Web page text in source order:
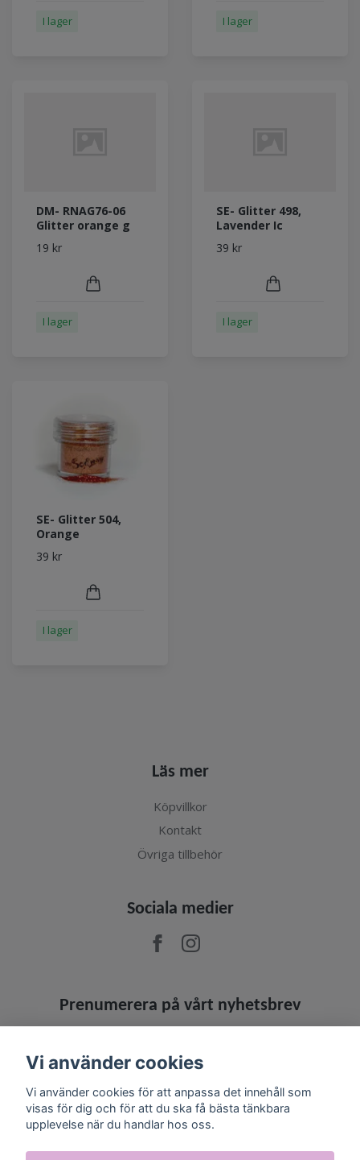
I lager I lager
DM- RNAG76-06
Glitter orange g
19 kr
I lager
SE- Glitter 498,
Lavender Ic
39 kr
I lager
SE- Glitter 504,
Orange
39 kr
I lager
Läs mer
Köpvillkor
Kontakt
Övriga tillbehör
Sociala medier
Prenumerera på vårt nyhetsbrev
Vi använder cookies
Vi använder cookies för att anpassa det innehåll som
visas för dig och för att du ska få bästa tänkbara
upplevelse när du handlar hos oss.